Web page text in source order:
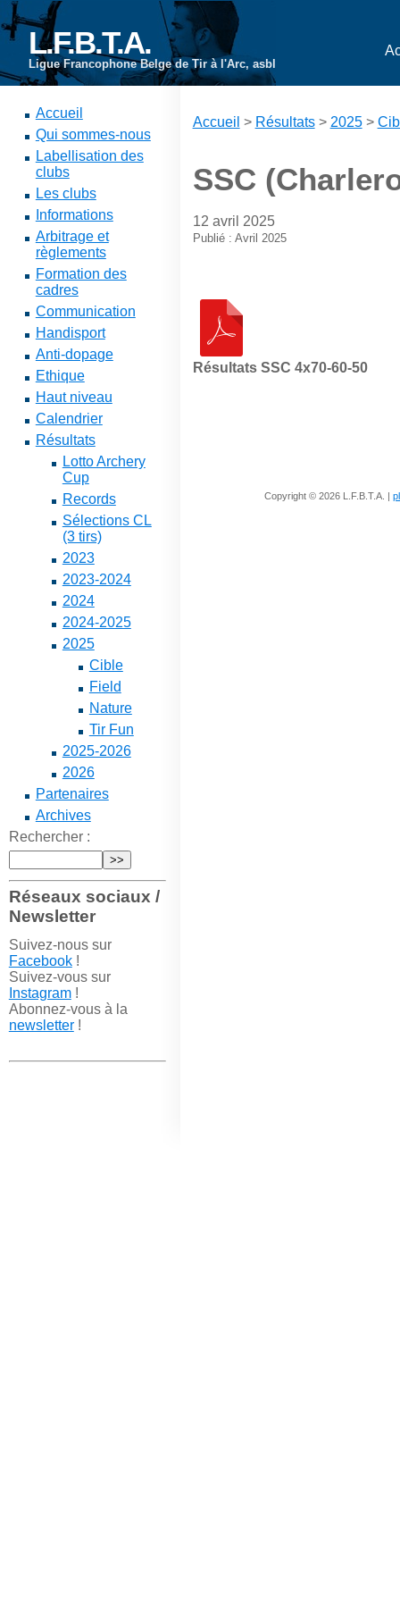
L.F.B.T.A.
Ligue Francophone Belge de Tir à l'Arc, asbl
Accueil
Qui sommes-nous
Labellisation des
clubs
Les clubs
Informations
Arbitrage et
règlements
Formation des
cadres
Communication
Handisport
Anti-dopage
Ethique
Haut niveau
Calendrier
Résultats
Lotto Archery
Cup
Records
Sélections CL
(3 tirs)
2023
2023-2024
2024
2024-2025
2025
Cible
Field
Nature
Tir Fun
2025-2026
2026
Partenaires
Archives
Rechercher :
Réseaux sociaux /
Newsletter
Suivez-nous sur
Facebook!
Suivez-vous sur
Instagram!
Abonnez-vous à la
newsletter!
Accueil > Résultats> 2025>
SSC
12 avril 2025
Publié : Avril 2025
Résultats SSC 4x70-60-50
Copyright © 2026 L.F.B.T.A. |